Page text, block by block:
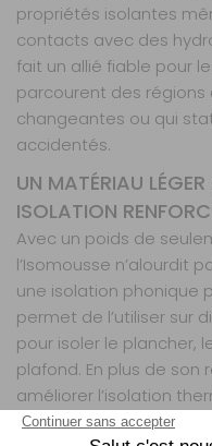
propriétés isolantes
contacts avec des
fait un allié fiable pour
parcourent des
changeantes ou qui
accidentés.
UN MATÉRIAU
ISOLATION
Avec un poids de
l’Isomousse n’alourdit
une isolation phonique
permet de l’utiliser sur
pour isoler le plancher,
plafond. En plus de son
améliorer l’isolation
de chaleur en hiver et